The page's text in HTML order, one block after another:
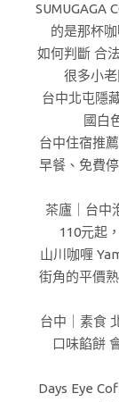
SUMUGAGA
的是那杯
如何判斷 合
很多小
台中北屯隱
國白
台中住宿推
早餐、免費
茶廬｜台中
110元起
山川咖喱
街角的平價
台中｜素食
口味餡餅
Days Eye